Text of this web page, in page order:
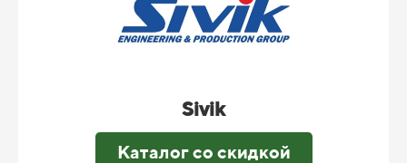
Sivik
Каталог со скидкой